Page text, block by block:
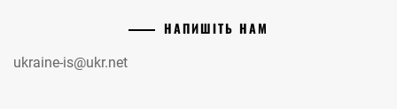
НАПИШІТЬ НАМ
ukraine-is@ukr.net